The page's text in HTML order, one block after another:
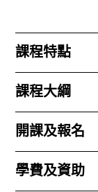
課程特點
課程大綱
開課及報名
學費及資助